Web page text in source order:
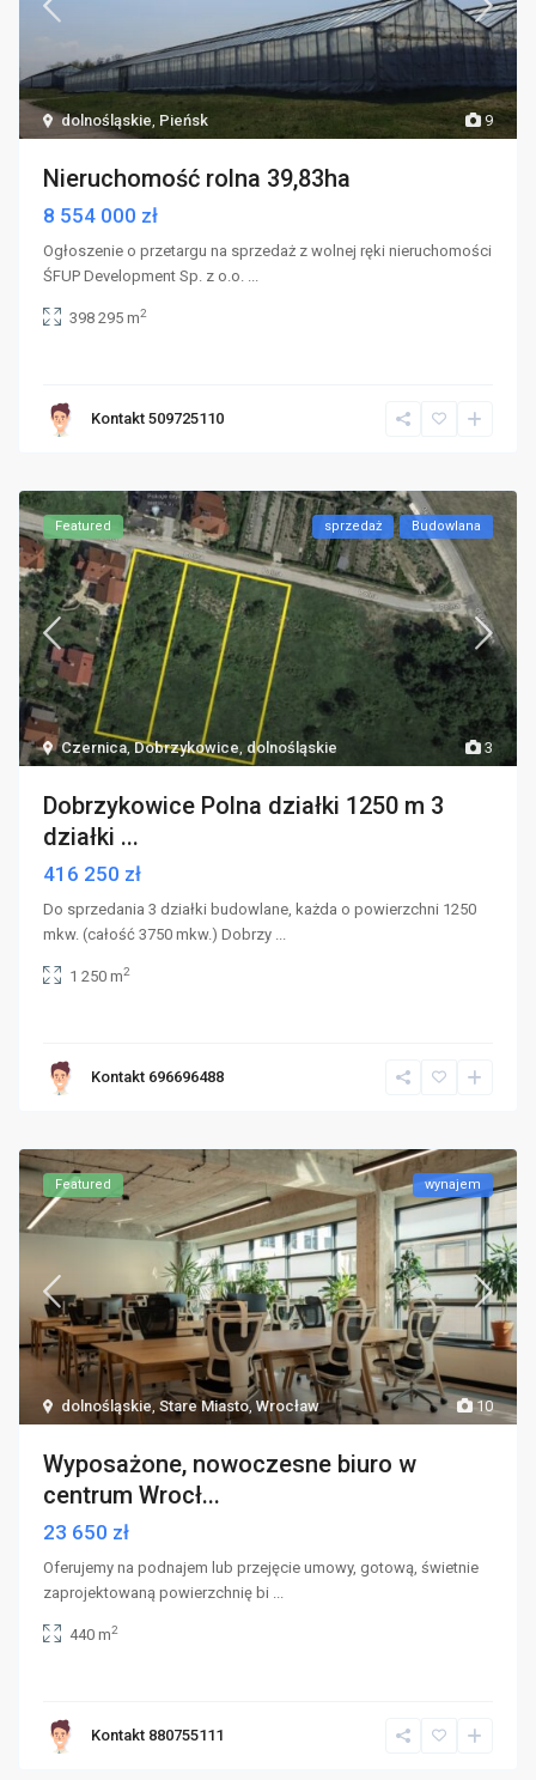
9
dolnośląskie, Pieńsk
Nieruchomość rolna 39,83ha
8 554 000 zł
Ogłoszenie o przetargu na sprzedaż z wolnej ręki nieruchomości
ŚFUP Development Sp. z o.o. ...
398 295 m2
Kontakt 509725110
3
Czernica,Dobrzykowice,dolnośląskie
Featured sprzedaż Budowlana
Dobrzykowice Polna działki 1250 m 3
działki ...
416 250 zł
Do sprzedania 3 działki budowlane, każda o powierzchni 1250
mkw. (całość 3750 mkw.) Dobrzy ...
1 250 m2
Kontakt 696696488
10
dolnośląskie,Stare Miasto,Wrocław
Featured wynajem
Wyposażone, nowoczesne biuro w
centrum Wrocł...
23 650 zł
Oferujemy na podnajem lub przejęcie umowy, gotową, świetnie
zaprojektowaną powierzchnię bi ...
440 m2
Kontakt 880755111